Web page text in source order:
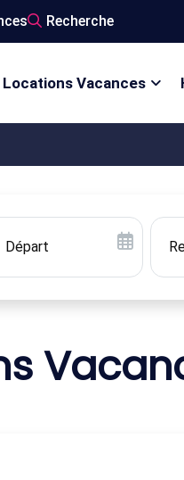
Recherche
Locations Vacances